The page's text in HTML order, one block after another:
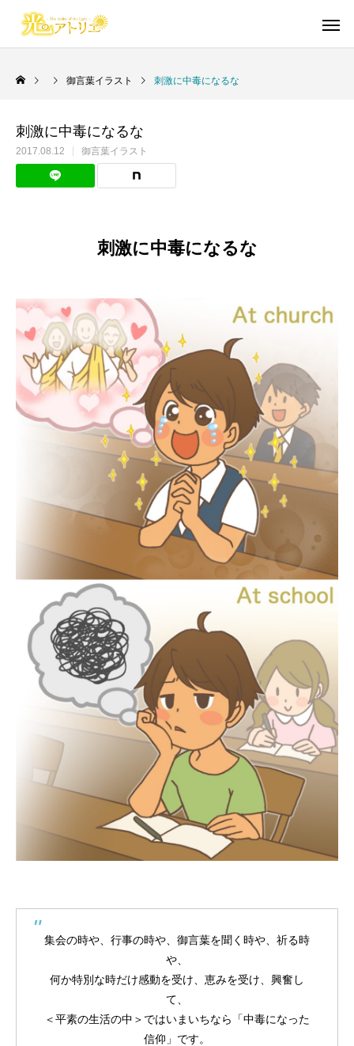
日々のこと
絵柄に本気で悩んだ話
2026.02.28 2026.01.22
AdobeソフトなしでCMYKカラーのPDFを
つくる方法
2026.06.21
「天使ちゃんまん
結！！
4コマ漫画「趣味の合う仲間」 4コマ漫画「乾パン
御言葉イラスト
自分を磨きつくりなさい
2026.05.07 2026.01.09
聖書学習まんが#最終回「またね！天使ち
ゃん」
2026.06.06
【ボイコミ】おし
15〜18話
クリスマスイラスト2025 クリスマスイラスト
Warning
短編漫画・読切
イビトの乾パン
2025.12.07 2024.05.21
イビ乾らくがき
2026.02.17
コンクエ2周年＆完
【ボイコミ】CONQUEST 第一部「暗流」 CONQUEST 第一
Warning
御言葉イラスト 刺激に中毒になるな
刺激に中毒になるな
2017.08.12 御言葉イラスト
刺激に中毒になるな
集会の時や、行事の時や、御言葉を聞く時や、祈る時
や、
何か特別な時だけ感動を受け、恵みを受け、興奮し
て、
＜平素の生活の中＞ではいまいちなら「中毒になった
信仰」です。